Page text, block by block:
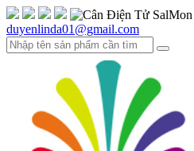
duyenlinda01@gmail.com